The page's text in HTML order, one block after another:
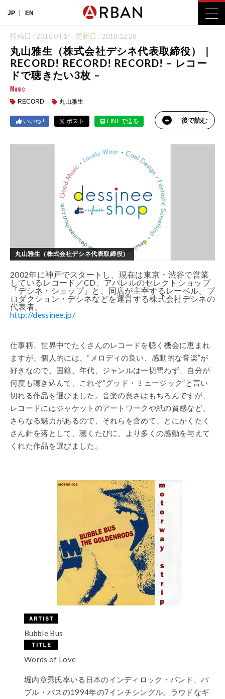
JP EN
投稿日 : 2016.04.14 更新日 : 2018.12.28
丸山雅生（株式会社デシネ代表取締役）｜
RECORD! RECORD! RECORD! – レコー
ドで聴きたい3枚 –
Music
RECORD 丸山雅生
いいね ! ポスト LINEで送る 後で読む
丸山雅生（株式会社デシネ代表取締役）
2002年に神戸でスタートし、現在は東京・渋谷で営業
しているレコード／CD、アパレルのセレクトショップ
『デシネ・ショップ』と、同店が主宰するレーベル、プ
ロダクション・デシネなどを運営する株式会社デシネの
代表者。
http://dessinee.jp/
仕事柄、世界中でたくさんのレコードを聴く機会に恵まれ
ますが、個人的には、“メロディの良い、感動的な音楽”が
好きなので、国籍、年代、ジャンルは一切問わず、自分が
何度も聴き込んで、これぞ“グッド・ミュージック”と言い
切れる作品を選びました。音楽の良さはもちろんですが、
レコードにはジャケットのアートワークや紙の質感など、
さらなる魅力があるので、それらを含めて、とにかくたく
さん針を落として、聴くたびに、より多くの感動を与えて
くれた作品を選びました。
Bubble Bus
Words of Love
堀内章秀氏率いる日本のインディロック・バンド、バ
ブル・バスの1994年の7インチシングル。ラウドなギ